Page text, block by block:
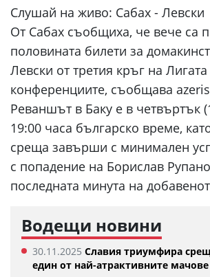
Слушай на живо: Сабах - Левски
От Сабах съобщиха, че вече са
половината билети за
Левски от третия кръг на
конференциите, съобщава
Реваншът в Баку е в четвъртък
19:00 часа българско време,
среща завърши с минимален
с попадение на Борислав
последната минута на
Водещи новини
30.11.2025 Славия триумфира
един от най-атрактивните мачове